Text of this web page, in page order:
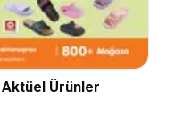
Ürünler